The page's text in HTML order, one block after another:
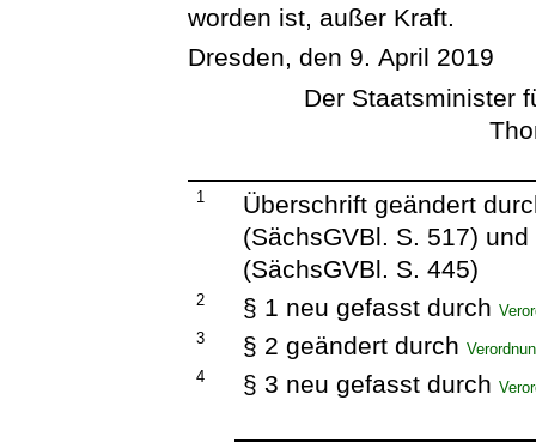
worden ist, außer Kraft.
Dresden, den 9. April 2019
Der Staatsminister
1
Überschrift geändert
(SächsGVBl. S. 517)
(SächsGVBl. S. 445)
2 § 1 neu gefasst durch
3
§ 2 geändert durch
4
§ 3 neu gefasst durch